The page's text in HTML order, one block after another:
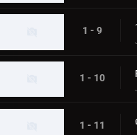
1 - 9
1 - 10
1 - 11